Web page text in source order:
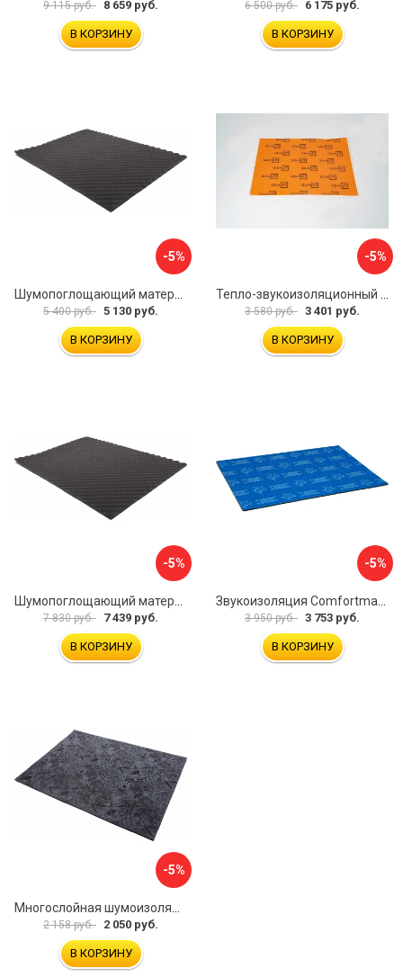
9 115 руб. 8 659 руб.
В КОРЗИНУ
6 500 руб. 6 175 руб.
В КОРЗИНУ
-5%
Шумопоглощающий материал Dreamcar Wave 15 WD-15M-S075100P1046
5 400 руб. 5 130 руб.
В КОРЗИНУ
-5%
Тепло-звукоизоляционный материал Шумофф П4В БП000000433
3 580 руб. 3 401 руб.
В КОРЗИНУ
-5%
7 830 руб. 7 439 руб.
В КОРЗИНУ
-5%
3 950 руб. 3 753 руб.
В КОРЗИНУ
-5%
2 158 руб. 2 050 руб.
В КОРЗИНУ